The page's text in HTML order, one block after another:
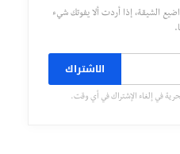
الشيقة، إذا أردت ألا يفوتك شيء
الاشتراك
في إلغاء الإشتراك في أي وقت.